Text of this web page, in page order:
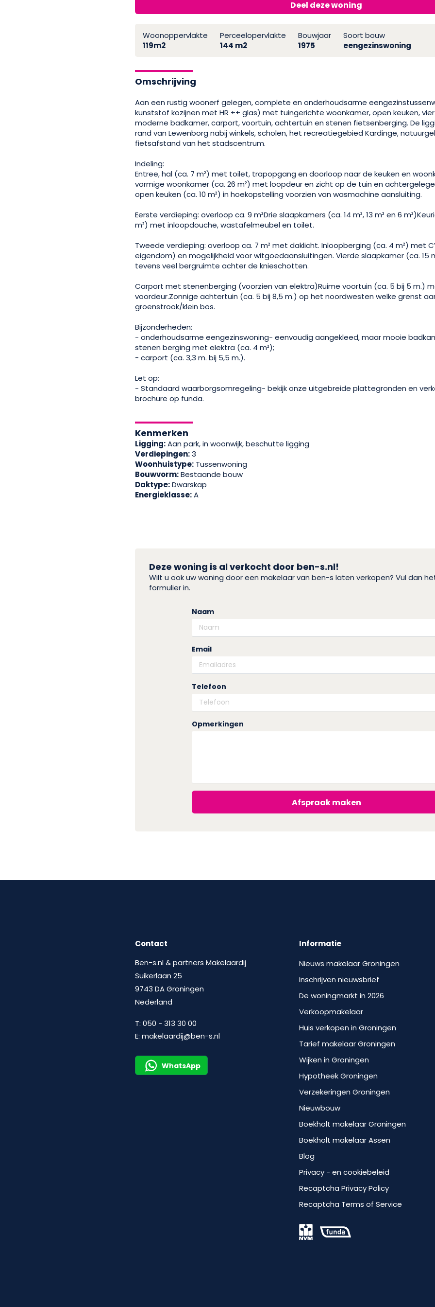
Deel deze woning
Woonoppervlakte
119m2
Perceelopervlakte
144 m2
Bouwjaar
1975
Soort bouw
eengezinswoning
Omschrijving
Aan een rustig woonerf gelegen, complete en onderhoudsarme
kunststof kozijnen met HR ++ glas) met tuingerichte woonkamer, open keuken,
moderne badkamer, carport, voortuin, achtertuin en stenen fietsenberging. De
rand van Lewenborg nabij winkels, scholen, het recreatiegebied Kardinge,
fietsafstand van het stadscentrum.
Indeling:
Entree, hal (ca. 7 m²) met toilet, trapopgang en doorloop naar de keuken en
vormige woonkamer (ca. 26 m²) met loopdeur en zicht op de tuin en
open keuken (ca. 10 m²) in hoekopstelling voorzien van wasmachine aansluiting.
Eerste verdieping: overloop ca. 9 m²Drie slaapkamers (ca. 14 m², 13 m² en 6
m²) met inloopdouche, wastafelmeubel en toilet.
Tweede verdieping: overloop ca. 7 m² met daklicht. Inloopberging (ca. 4 m²) met
eigendom) en mogelijkheid voor witgoedaansluitingen. Vierde slaapkamer (ca. 15
tevens veel bergruimte achter de knieschotten.
Carport met stenenberging (voorzien van elektra)Ruime voortuin (ca. 5 bij 5 m.)
voordeur.Zonnige achtertuin (ca. 5 bij 8,5 m.) op het noordwesten welke grenst
groenstrook/klein bos.
Bijzonderheden:
- onderhoudsarme eengezinswoning- eenvoudig aangekleed, maar mooie
stenen berging met elektra (ca. 4 m²);
- carport (ca. 3,3 m. bij 5,5 m.).
Let op:
- Standaard waarborgsomregeling- bekijk onze uitgebreide plattegronden en
brochure op funda.
Kenmerken
Ligging:Aan park, in woonwijk, beschutte ligging
Verdiepingen:3
Woonhuistype: Tussenwoning
Bouwvorm:Bestaande bouw
Daktype:Dwarskap
Energieklasse:A
Deze woning is al verkocht door ben-s.nl!
Wilt u ook uw woning door een makelaar van ben-s laten verkopen? Vul dan
formulier in.
Naam
Email
Telefoon
Opmerkingen
Afspraak maken
Contact
Ben-s.nl & partners Makelaardij
Suikerlaan 25
9743 DA Groningen
Nederland
T:050 - 313 30 00
E:makelaardij@ben-s.nl
WhatsApp
Informatie
Nieuws makelaar Groningen
Inschrijven nieuwsbrief
De woningmarkt in 2026
Verkoopmakelaar
Huis verkopen in Groningen
Tarief makelaar Groningen
Wijken in Groningen
Hypotheek Groningen
Verzekeringen Groningen
Nieuwbouw
Boekholt makelaar Groningen
Boekholt makelaar Assen
Blog
Privacy - en cookiebeleid
Recaptcha Privacy Policy
Recaptcha Terms of Service